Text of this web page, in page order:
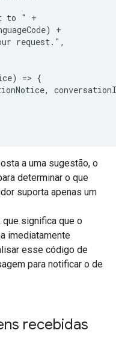
to " +
+
request.",
=> {
a uma sugestão, o
determinar o que
suporta apenas um
que significa que o
imediatamente
esse código de
para notificar o de
recebidas